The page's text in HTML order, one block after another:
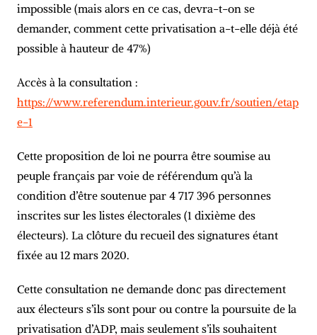
impossible (mais alors en ce cas, devra-t-on se
demander, comment cette privatisation a-t-elle déjà été
possible à hauteur de 47%)
Accès à la consultation :
https://www.referendum.interieur.gouv.fr/soutien/etap
e-1
Cette proposition de loi ne pourra être soumise au
peuple français par voie de référendum qu’à la
condition d’être soutenue par 4 717 396 personnes
inscrites sur les listes électorales (1 dixième des
électeurs). La clôture du recueil des signatures étant
fixée au 12 mars 2020.
Cette consultation ne demande donc pas directement
aux électeurs s’ils sont pour ou contre la poursuite de la
privatisation d’ADP, mais seulement s’ils souhaitent